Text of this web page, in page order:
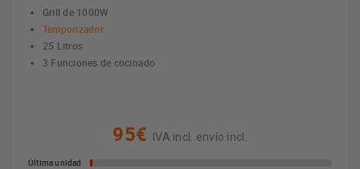
Grill de 1000W
Temporizador
25 Litros
3 Funciones de cocinado
95€ IVA incl. envío incl.
Última unidad